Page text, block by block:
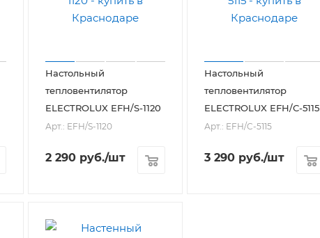
Настольный
тепловентилятор
ELECTROLUX EFH/S-1120
Арт.: EFH/S-1120
2 290 руб./шт
Настольный
тепловентилятор
ELECTROLUX EFH/C-5115
Арт.: EFH/C-5115
3 290 руб./шт